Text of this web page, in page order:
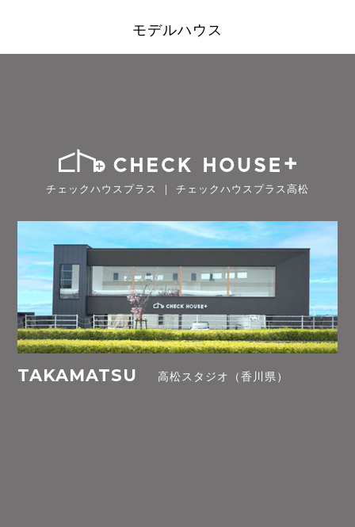
モデルハウス
チェックハウスプラス ｜ チェックハウスプラス高松
TAKAMATSU 高松スタジオ（香川県）